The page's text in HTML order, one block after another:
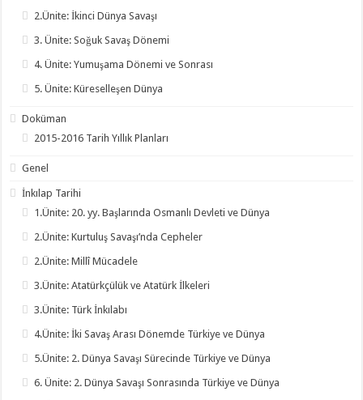
2.Ünite: İkinci Dünya Savaşı
3. Ünite: Soğuk Savaş Dönemi
4. Ünite: Yumuşama Dönemi ve Sonrası
5. Ünite: Küreselleşen Dünya
Doküman
2015-2016 Tarih Yıllık Planları
Genel
İnkılap Tarihi
1.Ünite: 20. yy. Başlarında Osmanlı Devleti ve Dünya
2.Ünite: Kurtuluş Savaşı’nda Cepheler
2.Ünite: Millî Mücadele
3.Ünite: Atatürkçülük ve Atatürk İlkeleri
3.Ünite: Türk İnkılabı
4.Ünite: İki Savaş Arası Dönemde Türkiye ve Dünya
5.Ünite: 2. Dünya Savaşı Sürecinde Türkiye ve Dünya
6. Ünite: 2. Dünya Savaşı Sonrasında Türkiye ve Dünya